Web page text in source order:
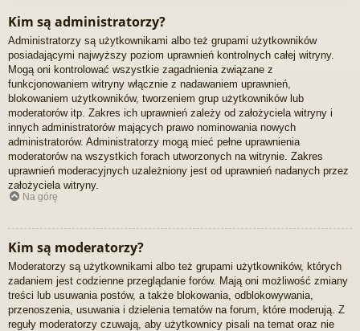
Kim są administratorzy?
Administratorzy są użytkownikami albo też grupami użytkowników
posiadającymi najwyższy poziom uprawnień kontrolnych całej witryny.
Mogą oni kontrolować wszystkie zagadnienia związane z
funkcjonowaniem witryny włącznie z nadawaniem uprawnień,
blokowaniem użytkowników, tworzeniem grup użytkowników lub
moderatorów itp. Zakres ich uprawnień zależy od założyciela witryny i
innych administratorów mających prawo nominowania nowych
administratorów. Administratorzy mogą mieć pełne uprawnienia
moderatorów na wszystkich forach utworzonych na witrynie. Zakres
uprawnień moderacyjnych uzależniony jest od uprawnień nadanych przez
założyciela witryny.
Na górę
Kim są moderatorzy?
Moderatorzy są użytkownikami albo też grupami użytkowników, których
zadaniem jest codzienne przeglądanie forów. Mają oni możliwość zmiany
treści lub usuwania postów, a także blokowania, odblokowywania,
przenoszenia, usuwania i dzielenia tematów na forum, które moderują. Z
reguły moderatorzy czuwają, aby użytkownicy pisali na temat oraz nie